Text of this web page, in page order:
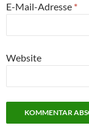
E-Mail-Adresse *
Website